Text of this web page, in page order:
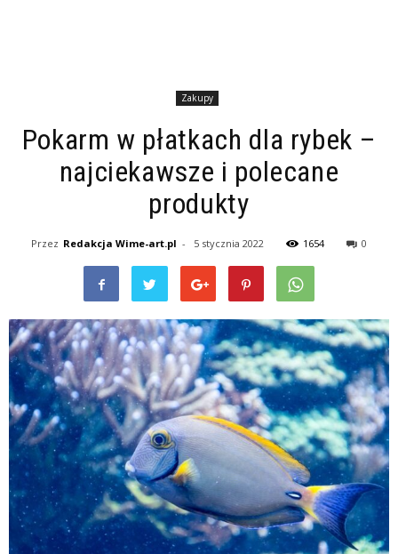
Zakupy
Pokarm w płatkach dla rybek –
najciekawsze i polecane
produkty
Przez Redakcja Wime-art.pl - 5 stycznia 2022 1654 0